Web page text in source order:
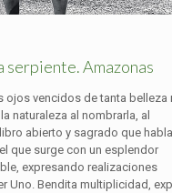
serpiente. Amazonas
ojos vencidos de tanta belleza
naturaleza al nombrarla, al
abierto y sagrado que
que surge con un esplendor
expresando realizaciones
Uno. Bendita multiplicidad,